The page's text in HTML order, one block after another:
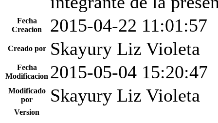
Fecha
Creacion
2015-04-22 11:01:57
Creado por Skayury Liz Violeta
Fecha
Modificacion 2015-05-04 15:20:47
Modificado
por
Skayury Liz Violeta
Version